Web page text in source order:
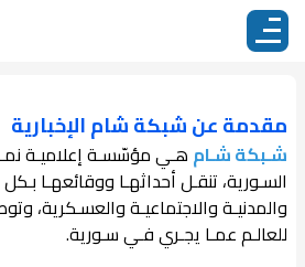
مقدمة عن شبكة شام الإخبارية
شـبكة شـام هـي مؤسّسـة إعلاميـة
السـورية، تنقـل أحداثهـا ووقائعهـا بـكل
والمدنيـة والاجتماعيـة والعسـكرية،
للعالـم عمـا يجـري فـي سـورية.